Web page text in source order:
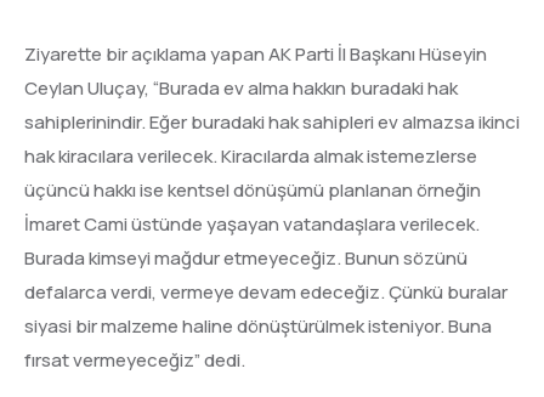
Ziyarette bir açıklama yapan AK Parti İl Başkanı Hüseyin
Ceylan Uluçay, “Burada ev alma hakkın buradaki hak
sahiplerinindir. Eğer buradaki hak sahipleri ev almazsa ikinci
hak kiracılara verilecek. Kiracılarda almak istemezlerse
üçüncü hakkı ise kentsel dönüşümü planlanan örneğin
İmaret Cami üstünde yaşayan vatandaşlara verilecek.
Burada kimseyi mağdur etmeyeceğiz. Bunun sözünü
defalarca verdi, vermeye devam edeceğiz. Çünkü buralar
siyasi bir malzeme haline dönüştürülmek isteniyor. Buna
fırsat vermeyeceğiz” dedi.